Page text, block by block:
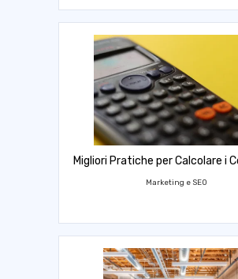
Migliori Pratiche per Calcolare i
Marketing e SEO